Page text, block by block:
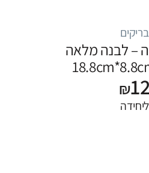
בריקים
– לבנה מלאה
₪
ליחידה